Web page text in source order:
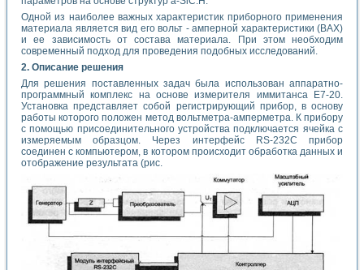
Одной из наиболее важных характеристик приборного применения
материала является вид его вольт - амперной характеристики (ВАХ)
и ее зависимость от состава материала. При этом необходим
современный подход для проведения подобных исследований.
2. Описание решения
Для решения поставленных задач была использован аппаратно-
программный комплекс на основе измерителя иммитанса Е7-20.
Установка представляет собой регистрирующий прибор, в основу
работы которого положен метод вольтметра-амперметра. К прибору
с помощью присоединительного устройства подключается ячейка с
измеряемым образцом. Через интерфейс RS-232C прибор
соединен с компьютером, в котором происходит обработка данных и
отображение результата (рис.